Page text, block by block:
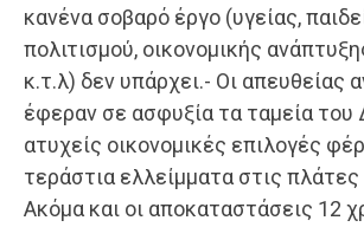
κανένα σοβαρό έργο (υγείας,
πολιτισμού, οικονομικής
κ.τ.λ) δεν υπάρχει.- Οι απευθείας
έφεραν σε ασφυξία τα ταμεία του
ατυχείς οικονομικές επιλογές
τεράστια ελλείμματα στις
Ακόμα και οι αποκαταστάσεις 12